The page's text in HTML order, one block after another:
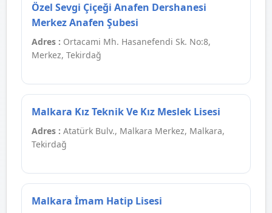
Özel Sevgi Çiçeği Anafen Dershanesi
Merkez Anafen Şubesi
Adres : Ortacami Mh. Hasanefendi Sk. No:8,
Merkez, Tekirdağ
Malkara Kız Teknik Ve Kız Meslek Lisesi
Adres : Atatürk Bulv., Malkara Merkez, Malkara,
Tekirdağ
Malkara İmam Hatip Lisesi